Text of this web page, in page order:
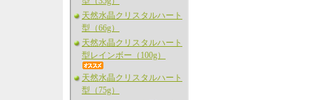
天然水晶クリスタルハート
型（66g）
天然水晶クリスタルハート
型レインボー（100g）
天然水晶クリスタルハート
型（75g）